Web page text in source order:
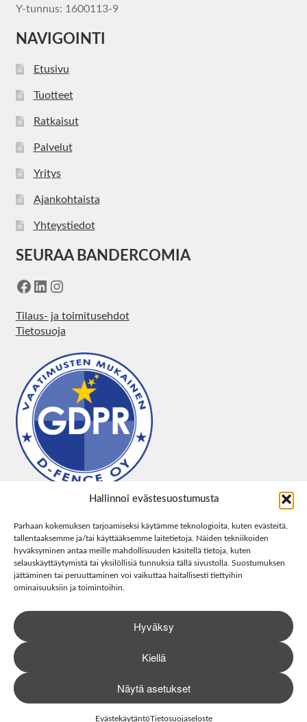
Hallinnoi evästesuostumusta
Parhaan kokemuksen tarjoamiseksi käytämme teknologioita, kuten evästeitä,
tallentaaksemme ja/tai käyttääksemme laitetietoja. Näiden tekniikoiden
hyväksyminen antaa meille mahdollisuuden käsitellä tietoja, kuten
selauskäyttäytymistä tai yksilöllisiä tunnuksia tällä sivustolla. Suostumuksen
jättäminen tai peruuttaminen voi vaikuttaa haitallisesti tiettyihin
ominaisuuksiin ja toimintoihin.
Hyväksy
Kiellä
Näytä asetukset
EvästekäytäntöTietosuojaseloste
Y-tunnus: 1600113-9
NAVIGOINTI
Etusivu
Tuotteet
Ratkaisut
Palvelut
Yritys
Ajankohtaista
Yhteystiedot
SEURAA BANDERCOMIA
Facebook
LinkedIn
Instagram
Tilaus- ja toimitusehdot
Tietosuoja
0